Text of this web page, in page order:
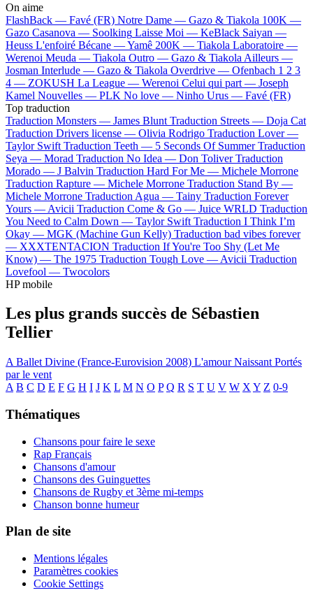
On aime
FlashBack — Favé (FR) Notre Dame — Gazo & Tiakola 100K —
Gazo Casanova — Soolking Laisse Moi — KeBlack Saiyan —
Heuss L'enfoiré Bécane —Yamê 200K — Tiakola Laboratoire —
Werenoi Meuda — Tiakola Outro — Gazo & Tiakola Ailleurs —
Josman Interlude — Gazo & Tiakola Overdrive — Ofenbach 1 2 3
4 — ZOKUSH La League — Werenoi Celui qui part — Joseph
Kamel Nouvelles — PLK No love — Ninho Urus — Favé (FR)
Top traduction
Traduction Monsters — James Blunt Traduction Streets — Doja Cat
Traduction Drivers license — Olivia Rodrigo Traduction Lover —
Taylor Swift Traduction Teeth — 5 Seconds Of Summer Traduction
Seya — Morad Traduction No Idea — Don Toliver Traduction
Morado — J Balvin Traduction Hard For Me — Michele Morrone
Traduction Rapture — Michele Morrone Traduction Stand By —
Michele Morrone Traduction Agua — Tainy Traduction Forever
Yours — Avicii Traduction Come & Go — Juice WRLD Traduction
You Need to Calm Down — Taylor Swift Traduction I Think I’m
Okay — MGK (Machine Gun Kelly) Traduction bad vibes forever
— XXXTENTACION Traduction If You're Too Shy (Let Me
Know) — The 1975 Traduction Tough Love — Avicii Traduction
Lovefool — Twocolors
HP mobile
Les plus grands succès de Sébastien
Tellier
A Ballet Divine (France-Eurovision 2008) L'amour Naissant Portés
par le vent
A B C D E F G H I J K L M N O P Q R S T U V W X Y Z 0-9
Thématiques
Chansons pour faire le sexe
Rap Français
Chansons d'amour
Chansons des Guinguettes
Chansons de Rugby et 3ème mi-temps
Chanson bonne humeur
Plan de site
Mentions légales
Paramètres cookies
Cookie Settings